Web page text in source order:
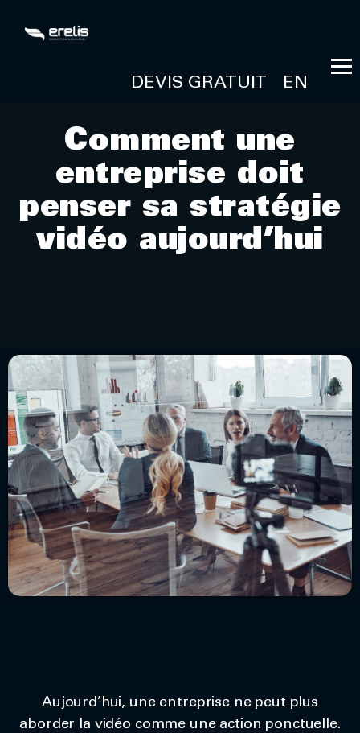
DEVIS GRATUIT EN
Comment une
entreprise doit
penser sa stratégie
vidéo aujourd’hui
Aujourd’hui, une entreprise ne peut plus
aborder la vidéo comme une action ponctuelle.